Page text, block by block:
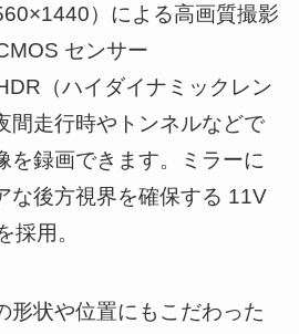
）による高画質撮影
センサー
（ハイダイナミックレン
間走行時やトンネルなどで
を録画できます。ミラーに
な後方視界を確保する 11V
採用。
形状や位置にもこだわった